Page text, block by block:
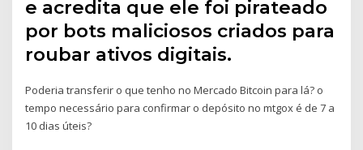
e acredita que ele foi pirateado
por bots maliciosos criados para
roubar ativos digitais.
Poderia transferir o que tenho no Mercado Bitcoin para lá? o
tempo necessário para confirmar o depósito no mtgox é de 7 a
10 dias úteis?